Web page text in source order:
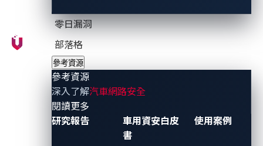
零日漏洞
部落格
參考資源
參考資源
深入了解汽車網路安全
閱讀更多
研究報告
車用資安白皮
書
使用案例
Big Sight），日本